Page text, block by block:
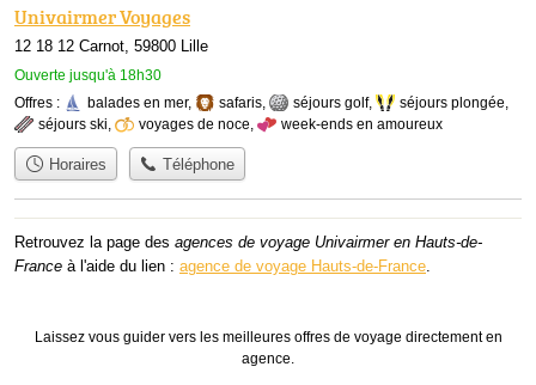
Univairmer Voyages
12 18 12 Carnot, 59800 Lille
Ouverte jusqu'à 18h30
Offres :
balades en mer, safaris séjours golf, séjours plongée
séjours ski
voyages de noce week-ends en amoureux
Horaires Téléphone
Retrouvez la page des agences de voyage Univairmer en Hauts-de-
France à l'aide du lien : agence de voyage Hauts-de-France.
Laissez vous guider vers les meilleures offres de voyage directement en
agence.